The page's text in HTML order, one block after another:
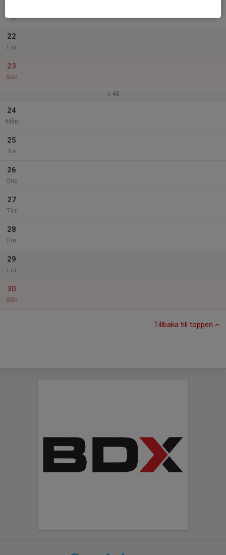
Fre
22
Lör
23
Sön
v.48
24
Mån
25
Tis
26
Ons
27
Tor
28
Fre
29
Lör
30
Sön
Tillbaka till toppen